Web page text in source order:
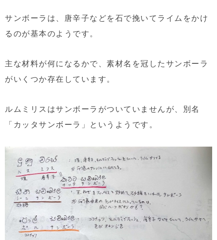
サンボーラは、唐辛子などを石で挽いてライムをかけ
るのが基本のようです。
主な材料が何になるかで、素材名を冠したサンボーラ
がいくつか存在しています。
ルムミリスはサンボーラがついていませんが、別名
「カッタサンボーラ」というようです。